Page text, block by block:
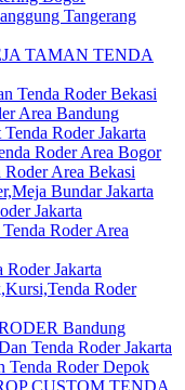
Tangerang
TAMAN TENDA
Tenda Roder Bekasi
Area Bandung
Roder Jakarta
Roder Area Bogor
Area Bekasi
Bundar Jakarta
Jakarta
Roder Area
Roder Jakarta
Roder
Bandung
Tenda Roder Jakarta
Tenda Roder Depok
CUSTOM,TENDA